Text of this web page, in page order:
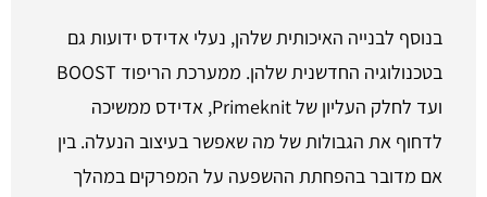
בנוסף לבנייה האיכותית שלהן, נעלי אדידס ידועות גם
בטכנולוגיה החדשנית שלהן. ממערכת הריפוד BOOST
ועד לחלק העליון של Primeknit, אדידס ממשיכה
לדחוף את הגבולות של מה שאפשר בעיצוב הנעלה. בין
אם מדובר בהפחתת ההשפעה על המפרקים במהלך